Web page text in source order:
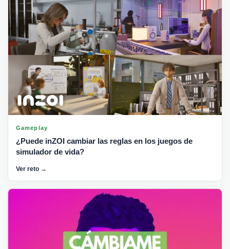
Gameplay
¿Puede inZOI cambiar las reglas en los juegos de
simulador de vida?
Ver reto →